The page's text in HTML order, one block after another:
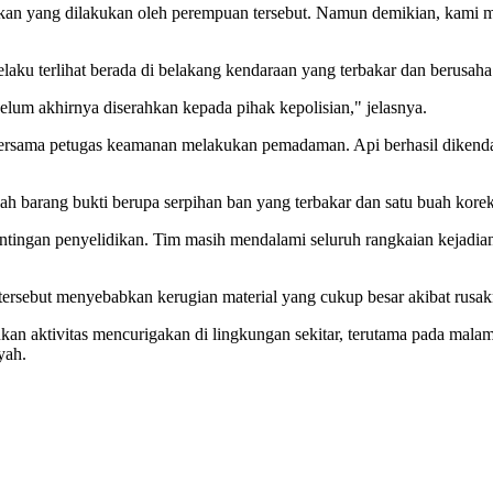
yang dilakukan oleh perempuan tersebut. Namun demikian,
terlihat berada di belakang kendaraan yang terbakar dan
akhirnya diserahkan kepada pihak kepolisian," jelasnya.
petugas keamanan melakukan pemadaman. Api berhasil
barang bukti berupa serpihan ban yang terbakar dan satu buah
penyelidikan. Tim masih mendalami seluruh rangkaian
menyebabkan kerugian material yang cukup besar akibat
aktivitas mencurigakan di lingkungan sekitar, terutama pada